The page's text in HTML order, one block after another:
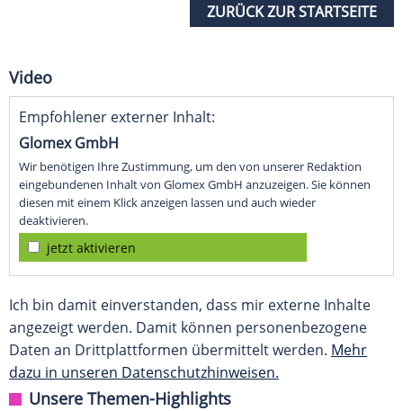
ZURÜCK ZUR STARTSEITE
Video
Empfohlener externer Inhalt:
Glomex GmbH
Wir benötigen Ihre Zustimmung, um den von unserer Redaktion
eingebundenen Inhalt von Glomex GmbH anzuzeigen. Sie können
diesen mit einem Klick anzeigen lassen und auch wieder
deaktivieren.
jetzt aktivieren
Ich bin damit einverstanden, dass mir externe Inhalte
angezeigt werden. Damit können personenbezogene
Daten an Drittplattformen übermittelt werden. Mehr
dazu in unseren Datenschutzhinweisen.
Unsere Themen-Highlights